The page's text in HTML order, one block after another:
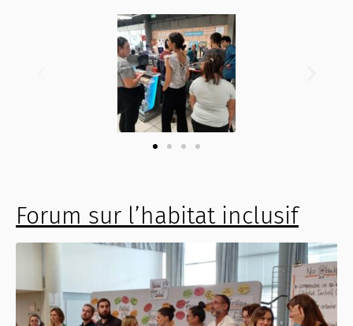
Forum sur l’habitat inclusif